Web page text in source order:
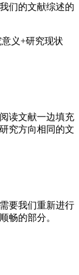
们的文献综述的
义+研究现状
读文献一边填充
究方向相同的文
要我们重新进行
畅的部分。